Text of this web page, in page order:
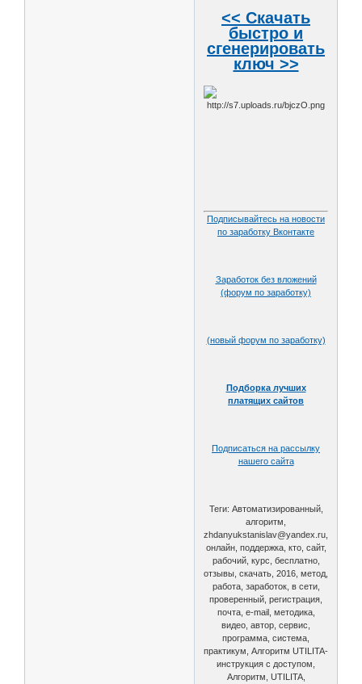
<< Скачать
быстро и
сгенерировать
ключ >>
Подписывайтесь на новости
по заработку Вконтакте
Заработок без вложений
(форум по заработку)
(новый форум по заработку)
Подборка лучших
платящих сайтов
Подписаться на рассылку
нашего сайта
Теги: Автоматизированный,
алгоритм,
zhdanyukstanislav@yandex.ru,
онлайн, поддержка, кто, сайт,
рабочий, курс, бесплатно,
отзывы, скачать, 2016, метод,
работа, заработок, в сети,
проверенный, регистрация,
почта, e-mail, методика,
видео, автор, сервис,
программа, система,
практикум, Алгоритм UTILITA-
инструкция с доступом,
Алгоритм, UTILITA,